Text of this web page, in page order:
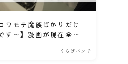
ワモテ魔族ばかりだけ
す～】漫画が現在全巻
信サービスのサブスク
くらげバンチ